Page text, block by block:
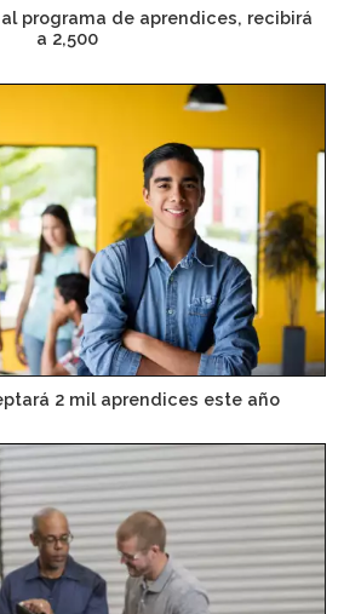
programa de aprendices, recibirá
a 2,500
2 mil aprendices este año